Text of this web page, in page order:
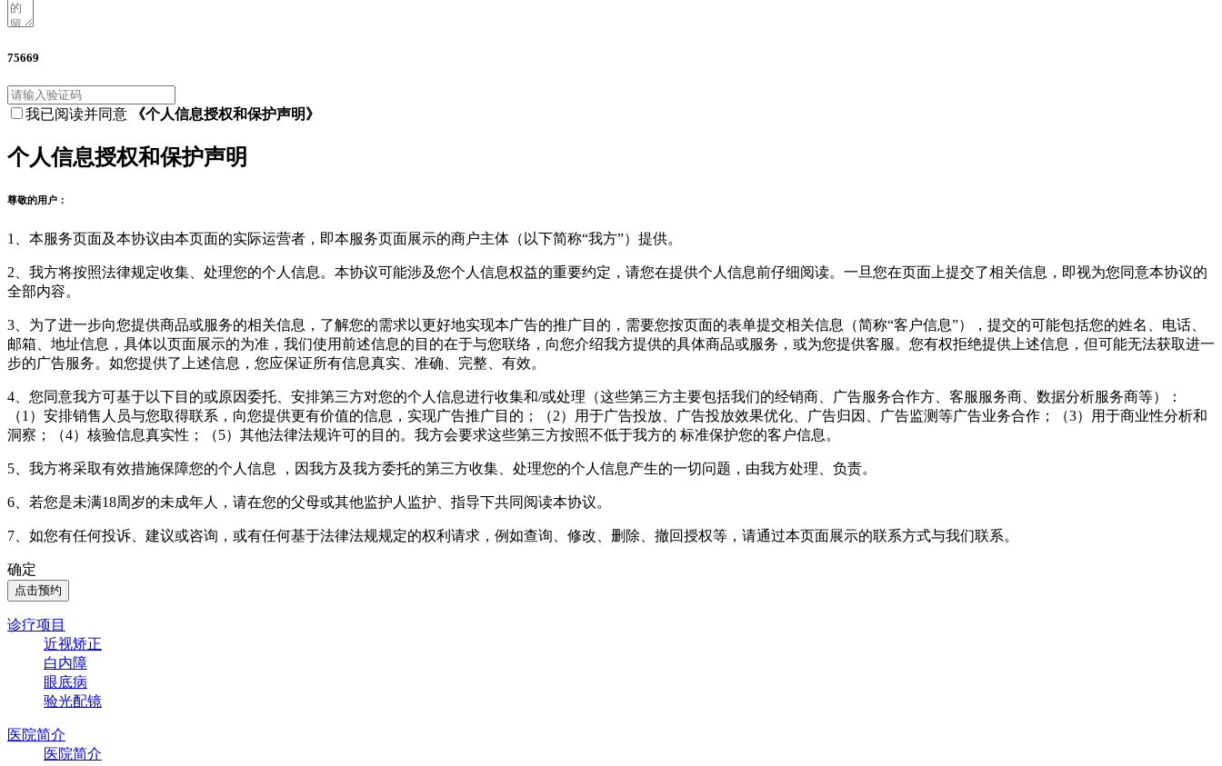
75669
我已阅读并同意 《个人信息授权和保护声明》
个人信息授权和保护声明
尊敬的用户：
1、本服务页面及本协议由本页面的实际运营者，即本服务页面展示的商户主体（以下简称“我方”）提供。
2、我方将按照法律规定收集、处理您的个人信息。本协议可能涉及您个人信息权益的重要约定，请您在提供个人信息前仔细阅读。一旦您在页面上提交了相关信息，即视为您同意本协议的
全部内容。
3、为了进一步向您提供商品或服务的相关信息，了解您的需求以更好地实现本广告的推广目的，需要您按页面的表单提交相关信息（简称“客户信息”），提交的可能包括您的姓名、电话、
邮箱、地址信息，具体以页面展示的为准，我们使用前述信息的目的在于与您联络，向您介绍我方提供的具体商品或服务，或为您提供客服。您有权拒绝提供上述信息，但可能无法获取进一
步的广告服务。如您提供了上述信息，您应保证所有信息真实、准确、完整、有效。
4、您同意我方可基于以下目的或原因委托、安排第三方对您的个人信息进行收集和/或处理（这些第三方主要包括我们的经销商、广告服务合作方、客服服务商、数据分析服务商等）：
（1）安排销售人员与您取得联系，向您提供更有价值的信息，实现广告推广目的；（2）用于广告投放、广告投放效果优化、广告归因、广告监测等广告业务合作；（3）用于商业性分析和
洞察；（4）核验信息真实性；（5）其他法律法规许可的目的。我方会要求这些第三方按照不低于我方的 标准保护您的客户信息。
5、我方将采取有效措施保障您的个人信息 ，因我方及我方委托的第三方收集、处理您的个人信息产生的一切问题，由我方处理、负责。
6、若您是未满18周岁的未成年人，请在您的父母或其他监护人监护、指导下共同阅读本协议。
7、如您有任何投诉、建议或咨询，或有任何基于法律法规规定的权利请求，例如查询、修改、删除、撤回授权等，请通过本页面展示的联系方式与我们联系。
确定
点击预约
诊疗项目
近视矫正
白内障
眼底病
验光配镜
医院简介
医院简介